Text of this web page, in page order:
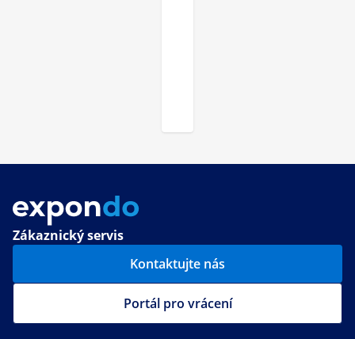
Zákaznický servis
Kontaktujte nás
Portál pro vrácení